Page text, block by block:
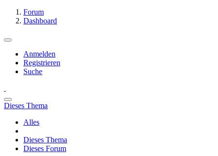
Forum
Dashboard
Anmelden
Registrieren
Suche
Dieses Thema
Alles
Dieses Thema
Dieses Forum